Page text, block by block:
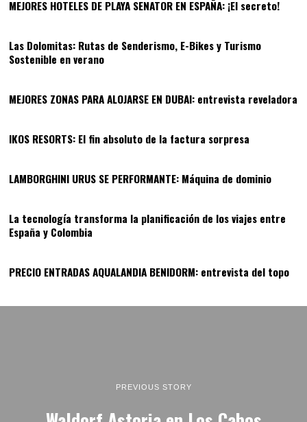
MEJORES HOTELES DE PLAYA SENATOR EN ESPAÑA: ¡El secreto!
09
Las Dolomitas: Rutas de Senderismo, E-Bikes y Turismo
Sostenible en verano
MEJORES ZONAS PARA ALOJARSE EN DUBAI: entrevista reveladora
11
IKOS RESORTS: El fin absoluto de la factura sorpresa
LAMBORGHINI URUS SE PERFORMANTE: Máquina de dominio13
La tecnología transforma la planificación de los viajes entre
España y Colombia
PRECIO ENTRADAS AQUALANDIA BENIDORM: entrevista del topo
PREVIOUS STORY